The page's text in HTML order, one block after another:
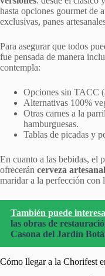
hasta opciones gourmet de
exclusivas, panes
Para asegurar que todos
fue pensada de manera
contempla:
Opciones sin TACC
Alternativas 100%
Otras carnes a la
hamburguesas.
Tablas de picadas y
En cuanto a las bebidas, el
ofrecerán cerveza
maridar a la perfección con
También puede
las obras de
Casona del Jardín
Cómo llegar a la Chorifest